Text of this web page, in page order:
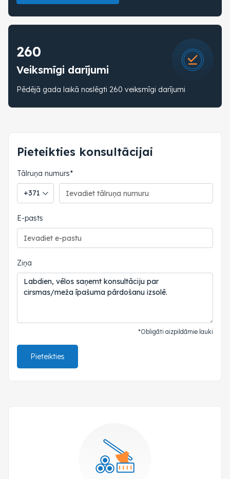
260
Veiksmīgi darījumi
Pēdējā gada laikā noslēgti 260 veiksmīgi darījumi
Pieteikties konsultācijai
Tālruņa numurs*
Tālruņa valsts kods
E-pasts
Ziņa
*Obligāti aizpildāmie lauki
Pieteikties